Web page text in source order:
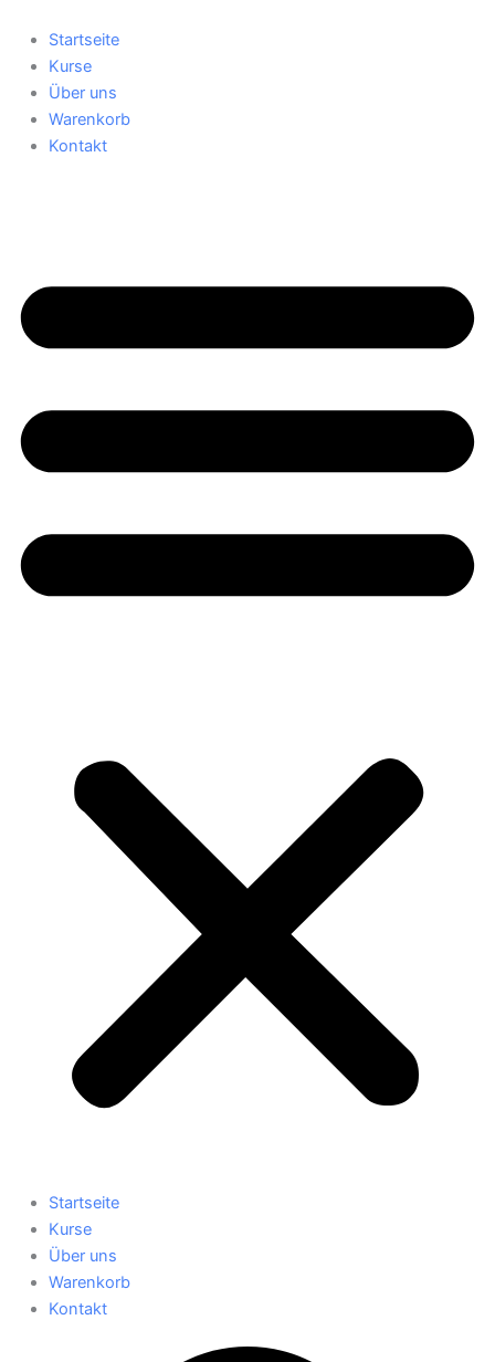
Inhalt
springen
Startseite
Kurse
Über uns
Warenkorb
Kontakt
Startseite
Kurse
Über uns
Warenkorb
Kontakt